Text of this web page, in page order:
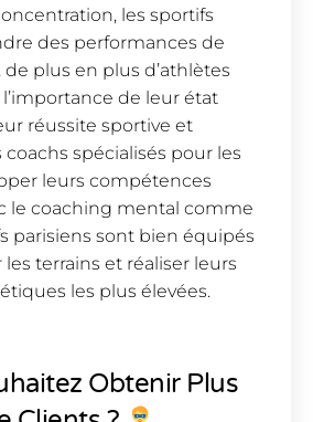
les sportifs
des performances de
de plus en plus d’athlètes
de leur état
réussite sportive et
spécialisés pour les
leurs compétences
le coaching mental comme
parisiens sont bien équipés
terrains et réaliser leurs
les plus élevées.
Obtenir Plus